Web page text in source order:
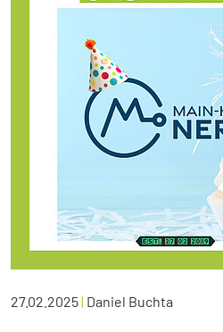
27.02.2025| Daniel Buchta